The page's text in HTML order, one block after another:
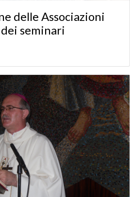
delle Associazioni
seminari